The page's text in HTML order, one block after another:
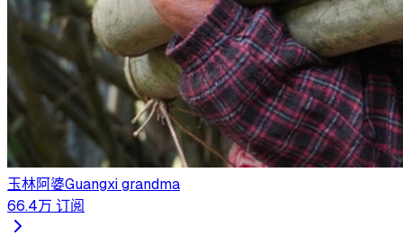
玉林阿婆Guangxi grandma
66.4万 订阅